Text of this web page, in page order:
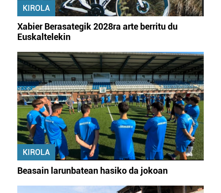
KIROLA
Xabier Berasategik 2028ra arte berritu du
Euskaltelekin
KIROLA
Beasain larunbatean hasiko da jokoan